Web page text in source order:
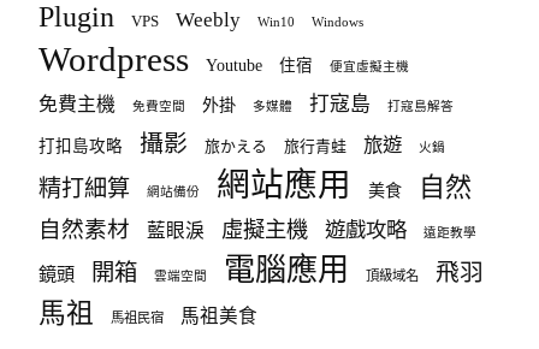
Plugin VPS Weebly Win10 Windows
Wordpress Youtube 住宿 便宜虛擬主機
免費主機 免費空間 外掛 多媒體 打寇島 打寇島解答
打扣島攻略 攝影 旅かえる 旅行青蛙 旅遊 火鍋
精打細算 網站備份 網站應用 美食 自然
自然素材 藍眼淚 虛擬主機 遊戲攻略 遠距教學
鏡頭 開箱 雲端空間 電腦應用 頂級域名 飛羽
馬祖 馬祖民宿 馬祖美食